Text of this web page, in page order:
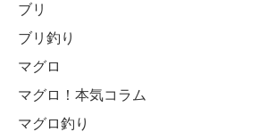
ブリ
ブリ釣り
マグロ
マグロ！本気コラム
マグロ釣り